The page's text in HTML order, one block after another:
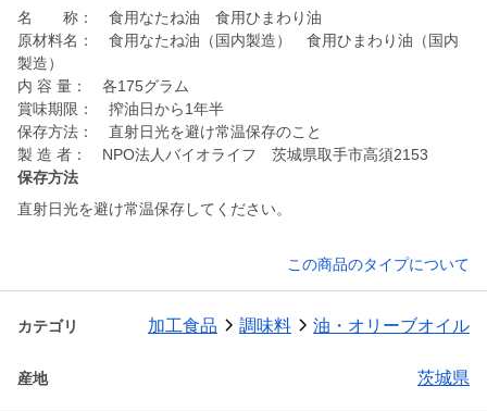
名 称： 食用なたね油 食用ひまわり油
原材料名： 食用なたね油（国内製造） 食用ひまわり油（国内
製造）
内 容 量： 各175グラム
賞味期限： 搾油日から1年半
保存方法： 直射日光を避け常温保存のこと
保存方法
直射日光を避け常温保存してください。
この商品のタイプについて
カテゴリ 加工食品 調味料 油・オリーブオイル
産地 茨城県